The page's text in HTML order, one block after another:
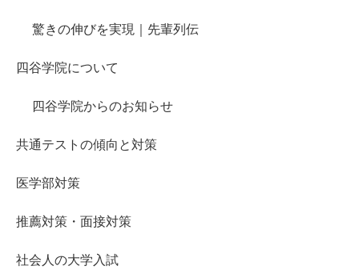
驚きの伸びを実現｜先輩列伝
四谷学院について
四谷学院からのお知らせ
共通テストの傾向と対策
医学部対策
推薦対策・面接対策
社会人の大学入試